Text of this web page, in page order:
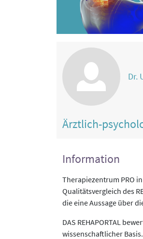
Dr.
Ärztlich-
Information
Therapiezentrum PRO
Qualitätsvergleich des
die eine Aussage über
DAS REHAPORTAL
wissenschaftlicher